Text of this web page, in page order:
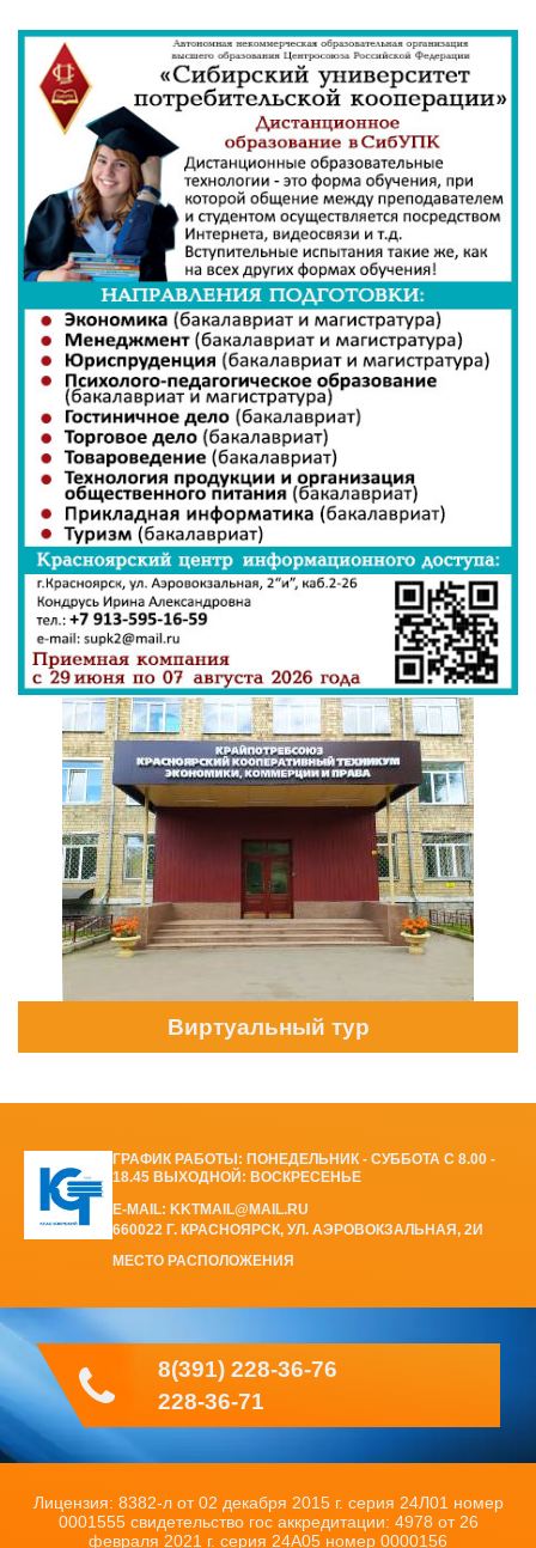
Виртуальный тур
ГРАФИК РАБОТЫ: ПОНЕДЕЛЬНИК - СУББОТА С 8.00 -
18.45 ВЫХОДНОЙ: ВОСКРЕСЕНЬЕ
E-MAIL: KKTMAIL@MAIL.RU
660022 Г. КРАСНОЯРСК, УЛ. АЭРОВОКЗАЛЬНАЯ, 2И
МЕСТО РАСПОЛОЖЕНИЯ
8(391) 228-36-76
228-36-71
Лицензия: 8382-л от 02 декабря 2015 г. серия 24Л01 номер
0001555 свидетельство гос аккредитации: 4978 от 26
февраля 2021 г. серия 24А05 номер 0000156